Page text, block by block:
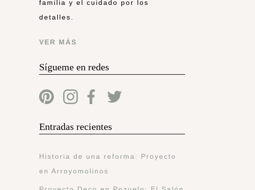
familia y el cuidado por los
detalles.
VER MÁS
Sígueme en redes
Entradas recientes
Historia de una reforma: Proyecto
en Arroyomolinos